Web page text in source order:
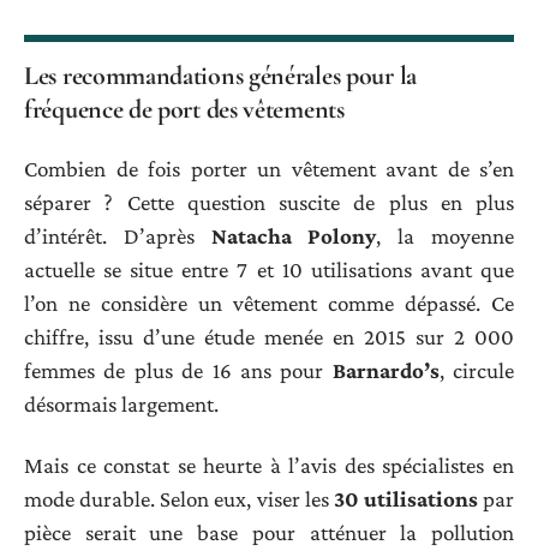
Les recommandations générales pour la
fréquence de port des vêtements
Combien de fois porter un vêtement avant de s’en
séparer ? Cette question suscite de plus en plus
d’intérêt. D’après Natacha Polony, la moyenne
actuelle se situe entre 7 et 10 utilisations avant que
l’on ne considère un vêtement comme dépassé. Ce
chiffre, issu d’une étude menée en 2015 sur 2 000
femmes de plus de 16 ans pour Barnardo’s, circule
désormais largement.
Mais ce constat se heurte à l’avis des spécialistes en
mode durable. Selon eux, viser les30 utilisationspar
pièce serait une base pour atténuer la pollution